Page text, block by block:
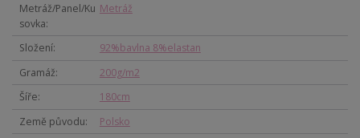
Metráž/Panel/Ku
sovka
Metráž
Složení
92%bavlna 8%elastan
Gramáž
200g/m2
Šíře
180cm
Země původu
Polsko